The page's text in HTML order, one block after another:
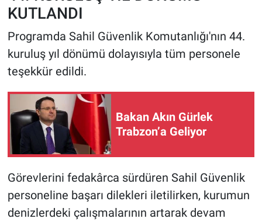
KUTLANDI
Programda Sahil Güvenlik Komutanlığı'nın 44.
kuruluş yıl dönümü dolayısıyla tüm personele
teşekkür edildi.
Bakan Akın Gürlek
Trabzon’a Geliyor
Görevlerini fedakârca sürdüren Sahil Güvenlik
personeline başarı dilekleri iletilirken, kurumun
denizlerdeki çalışmalarının artarak devam